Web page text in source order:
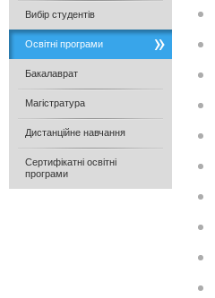
Вибір студентів
Освітні програми
Бакалаврат
Магістратура
Дистанційне навчання
Сертифікатні освітні
програми